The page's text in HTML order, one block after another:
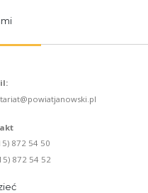
872 54 50
872 54 52